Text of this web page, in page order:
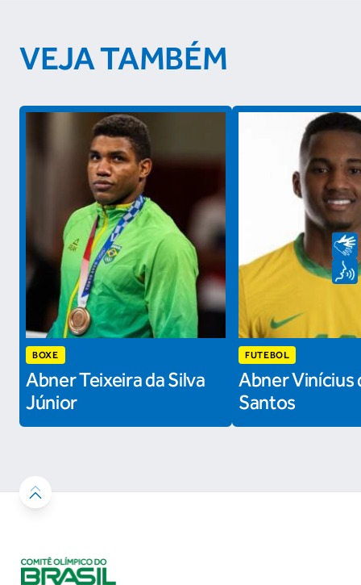
VEJA TAMBÉM
BOXE
Abner Teixeira da Silva
Júnior
FUTEBOL
Abner Vinícius
Santos